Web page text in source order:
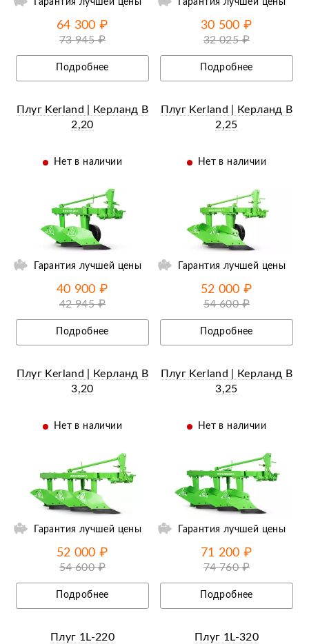
64 300 ₽
73 945 ₽
Подробнее
30 500 ₽
32 025 ₽
Подробнее
Плуг Kerland | Керланд B
2,20
Нет в наличии
Гарантия лучшей цены
40 900 ₽
42 945 ₽
Подробнее
Плуг Kerland | Керланд B
2,25
Нет в наличии
Ещё 7 фотографий
Гарантия лучшей цены
52 000 ₽
54 600 ₽
Подробнее
Плуг Kerland | Керланд B
3,20
Нет в наличии
Гарантия лучшей цены
52 000 ₽
54 600 ₽
Подробнее
Плуг Kerland | Керланд B
3,25
Нет в наличии
Ещё 7 фотографий
Гарантия лучшей цены
71 200 ₽
74 760 ₽
Подробнее
Плуг 1L-220 Плуг 1L-320